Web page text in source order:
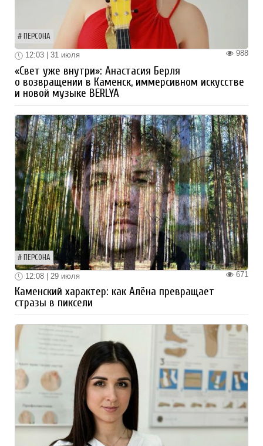
ПЕРСОНА
988
12:03 | 31 июля
«Свет уже внутри»: Анастасия Берля
о возвращении в Каменск, иммерсивном искусстве
и новой музыке BERLYA
ПЕРСОНА
671
12:08 | 29 июля
Каменский характер: как Алёна превращает
стразы в пиксели